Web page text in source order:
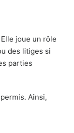
joue un rôle
des litiges si
parties
Ainsi,